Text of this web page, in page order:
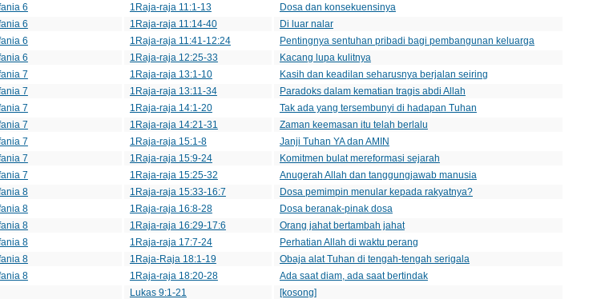
6 1Raja-raja 11:1-13
Dosa dan konsekuensinya
6 1Raja-raja 11:14-40
Di luar nalar
6 1Raja-raja 11:41-12:24
Pentingnya sentuhan pribadi bagi pembangunan keluarga
6 1Raja-raja 12:25-33
Kacang lupa kulitnya
7 1Raja-raja 13:1-10
Kasih dan keadilan seharusnya berjalan seiring
7 1Raja-raja 13:11-34
Paradoks dalam kematian tragis abdi Allah
7 1Raja-raja 14:1-20
Tak ada yang tersembunyi di hadapan Tuhan
7 1Raja-raja 14:21-31
Zaman keemasan itu telah berlalu
7 1Raja-raja 15:1-8
Janji Tuhan YA dan AMIN
7 1Raja-raja 15:9-24
Komitmen bulat mereformasi sejarah
7 1Raja-raja 15:25-32
Anugerah Allah dan tanggungjawab manusia
8 1Raja-raja 15:33-16:7
Dosa pemimpin menular kepada rakyatnya?
8 1Raja-raja 16:8-28
Dosa beranak-pinak dosa
8 1Raja-raja 16:29-17:6
Orang jahat bertambah jahat
8 1Raja-raja 17:7-24
Perhatian Allah di waktu perang
8 1Raja-Raja 18:1-19
Obaja alat Tuhan di tengah-tengah serigala
8 1Raja-raja 18:20-28
Ada saat diam, ada saat bertindak
Lukas 9:1-21
[kosong]